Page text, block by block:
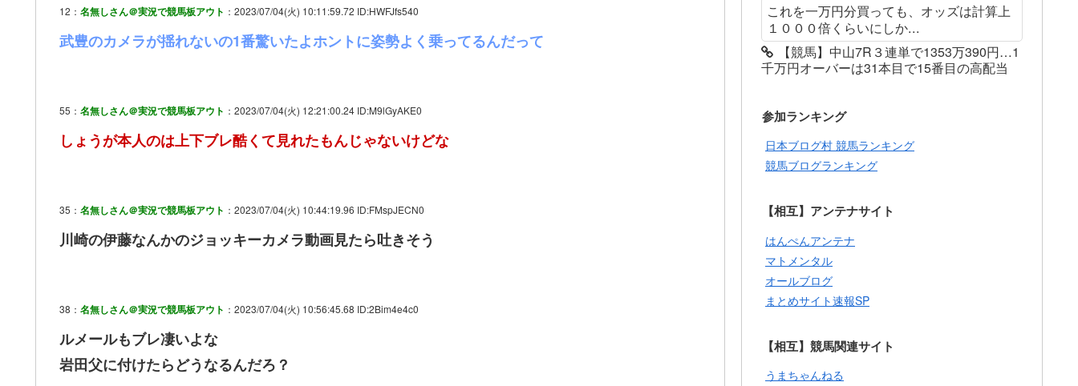
12： 名無しさん＠実況で競馬板アウト ：2023/07/04(火) 10:11:59.72 ID:HWFJfs540
武豊のカメラが揺れないの1番驚いたよホントに姿勢よく乗ってるんだって
55： 名無しさん＠実況で競馬板アウト ：2023/07/04(火) 12:21:00.24 ID:M9lGyAKE0
しょうが本人のは上下ブレ酷くて見れたもんじゃないけどな
35： 名無しさん＠実況で競馬板アウト ：2023/07/04(火) 10:44:19.96 ID:FMspJECN0
川崎の伊藤なんかのジョッキーカメラ動画見たら吐きそう
38： 名無しさん＠実況で競馬板アウト ：2023/07/04(火) 10:56:45.68 ID:2Bim4e4c0
ルメールもブレ凄いよな
岩田父に付けたらどうなるんだろ？
これを一万円分買っても、オッズは計算上
１０００倍くらいにしか...
【競馬】中山7R３連単で1353万390円…1
千万円オーバーは31本目で15番目の高配当
参加ランキング
日本ブログ村 競馬ランキング
競馬ブログランキング
【相互】アンテナサイト
はんぺんアンテナ
マトメンタル
オールブログ
まとめサイト速報SP
【相互】競馬関連サイト
うまちゃんねる